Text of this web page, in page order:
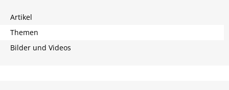
Artikel
Themen
Bilder und Videos